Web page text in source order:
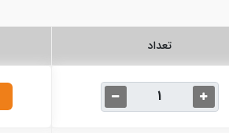
تعداد